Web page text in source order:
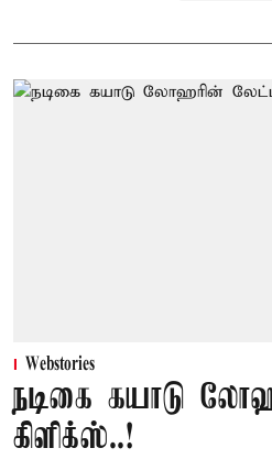
Webstories
நடிகை கயாடு
கிளிக்ஸ்..!